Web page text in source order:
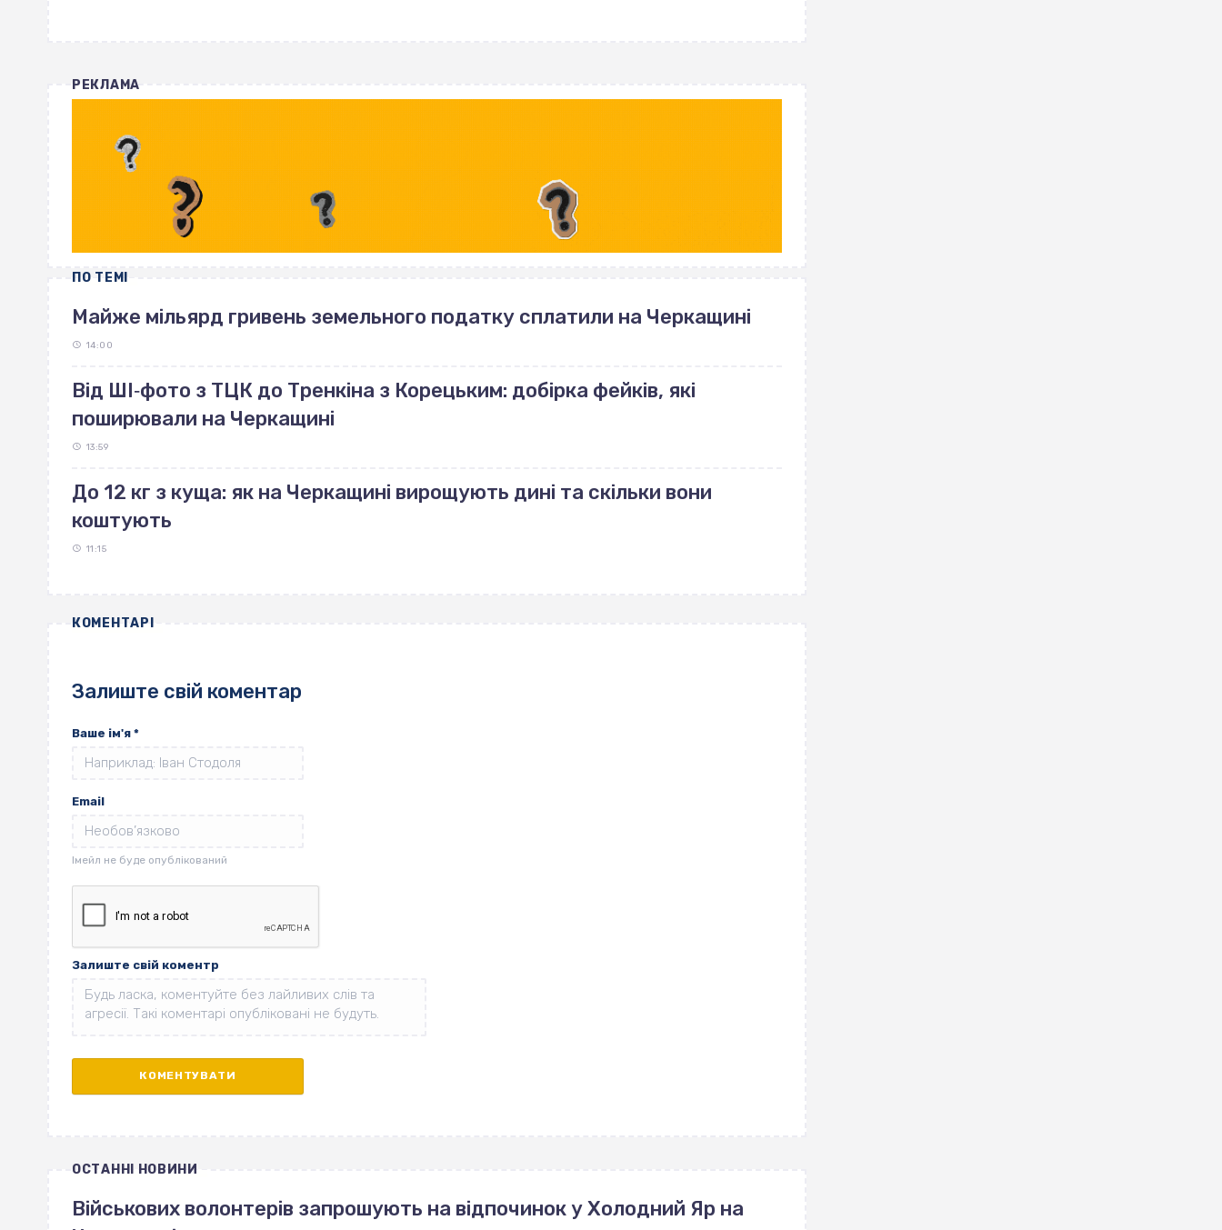
РЕКЛАМА
ПО ТЕМІ
Майже мільярд гривень земельного податку сплатили на Черкащині
14:00
Від ШІ‐фото з ТЦК до Тренкіна з Корецьким: добірка фейків, які
поширювали на Черкащині
13:59
До 12 кг з куща: як на Черкащині вирощують дині та скільки вони
коштують
11:15
КОМЕНТАРІ
Залиште свій коментар
Ваше ім'я *
Email
Залиште свій коментр
ОСТАННІ НОВИНИ
Військових волонтерів запрошують на відпочинок у Холодний Яр на